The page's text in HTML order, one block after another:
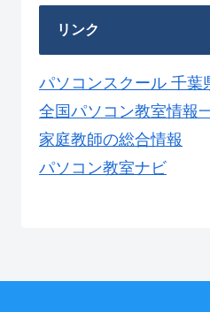
リンク
パソコンスクール 千葉
全国パソコン教室情報
家庭教師の総合情報
パソコン教室ナビ